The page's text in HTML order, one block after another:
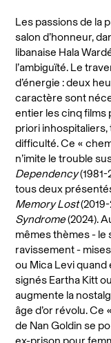
Les passions de la
salon d’honneur,
libanaise Hala
l’ambiguïté. Le
d’énergie : deux
caractère sont
entier les cinq films
priori
difficulté. Ce «
n’imite le trouble
Dependency
tous deux
Memory Lost
Syndrome(2024).
mêmes thèmes - le
ravissement -
ou Mica Levi
signés Eartha Kitt
augmente la
âge d’or révolu.Ce
de Nan Goldin se